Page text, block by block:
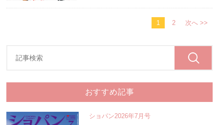
1 2 次へ >>
おすすめ記事
ショパン2026年7月号